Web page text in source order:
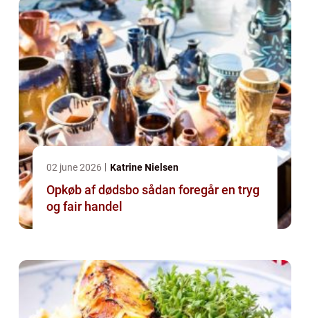
02 june 2026 Katrine Nielsen
Opkøb af dødsbo sådan foregår en tryg
og fair handel